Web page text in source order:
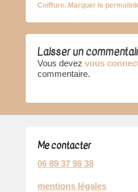
Coiffure. Marquer le permalink
Laisser un
Vous devez vous
commentaire.
Me contacter
06 89 37 98 38
mentions légales